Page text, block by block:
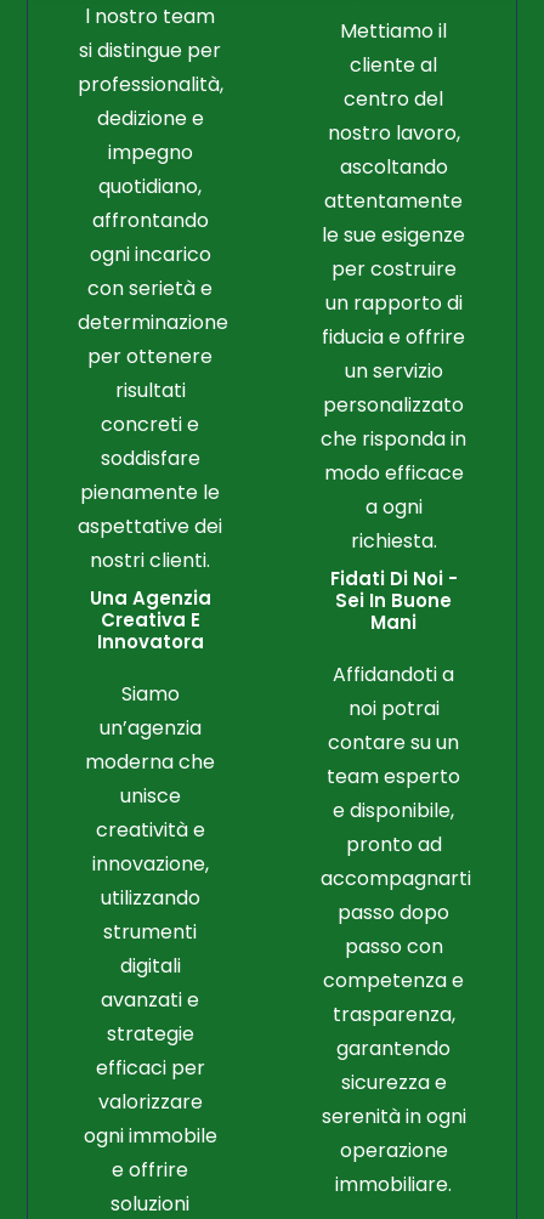
l nostro team
si distingue per
professionalità,
dedizione e
impegno
quotidiano,
affrontando
ogni incarico
con serietà e
determinazione
per ottenere
risultati
concreti e
soddisfare
pienamente le
aspettative dei
nostri clienti.
Una Agenzia
Creativa E
Innovatora
Siamo
un’agenzia
moderna che
unisce
creatività e
innovazione,
utilizzando
strumenti
digitali
avanzati e
strategie
efficaci per
valorizzare
ogni immobile
e offrire
soluzioni
Mettiamo il
cliente al
centro del
nostro lavoro,
ascoltando
attentamente
le sue esigenze
per costruire
un rapporto di
fiducia e offrire
un servizio
personalizzato
che risponda in
modo efficace
a ogni
richiesta.
Fidati Di Noi -
Sei In Buone
Mani
Affidandoti a
noi potrai
contare su un
team esperto
e disponibile,
pronto ad
accompagnarti
passo dopo
passo con
competenza e
trasparenza,
garantendo
sicurezza e
serenità in ogni
operazione
immobiliare.